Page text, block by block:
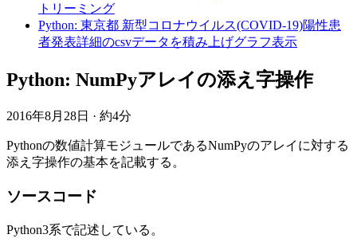
トリーミング
Python: 東京都 新型コロナウイルス(COVID-19)陽性患
者発表詳細のcsvデータを積み上げグラフ表示
Python: NumPyアレイの添え字操作
2016年8月28日 · 約4分
Pythonの数値計算モジュールであるNumPyのアレイに対する
添え字操作の基本を記載する。
ソースコード
Python3系で記述している。